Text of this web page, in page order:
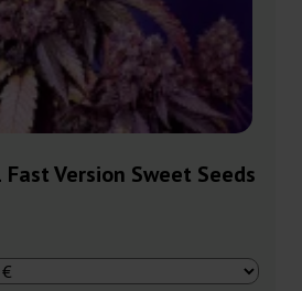
Version Sweet Seeds